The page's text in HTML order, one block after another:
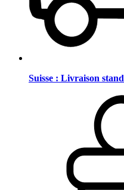
Suisse : Livraison